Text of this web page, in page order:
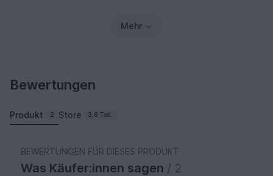
Mehr
Bewertungen
Produkt 2 Store 3,6 Tsd.
BEWERTUNGEN FÜR DIESES PRODUKT
Was Käufer:innen sagen / 2